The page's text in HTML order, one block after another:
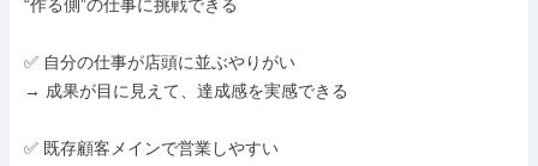
“作る側”の仕事に挑戦できる
✅ 自分の仕事が店頭に並ぶやりがい
→ 成果が目に見えて、達成感を実感できる
✅ 既存顧客メインで営業しやすい